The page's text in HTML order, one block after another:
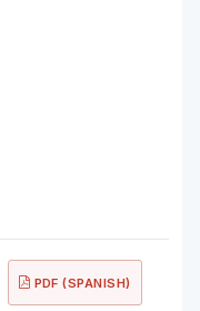
PDF (SPANISH)